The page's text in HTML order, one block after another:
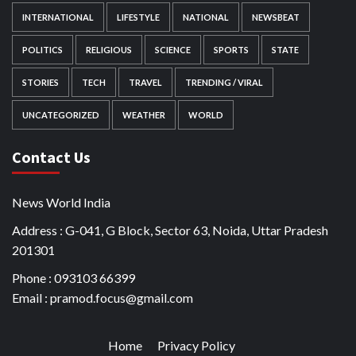
INTERNATIONAL LIFESTYLE NATIONAL NEWSBEAT
POLITICS RELIGIOUS SCIENCE SPORTS STATE
STORIES TECH TRAVEL TRENDING / VIRAL
UNCATEGORIZED WEATHER WORLD
Contact Us
News World India
Address : G-041, G Block, Sector 63, Noida, Uttar Pradesh
201301
Phone : 093103 66399
Email : pramod.focus@gmail.com
Home Privacy Policy